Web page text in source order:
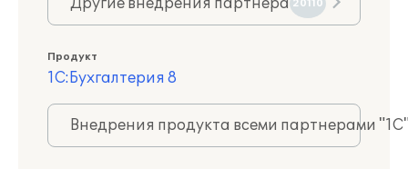
Другие внедрения партнера 20110
Продукт
1С:Бухгалтерия 8
Внедрения продукта всеми партнерами